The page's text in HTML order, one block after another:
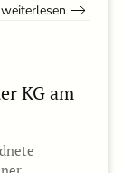
weiterlesen
KG am